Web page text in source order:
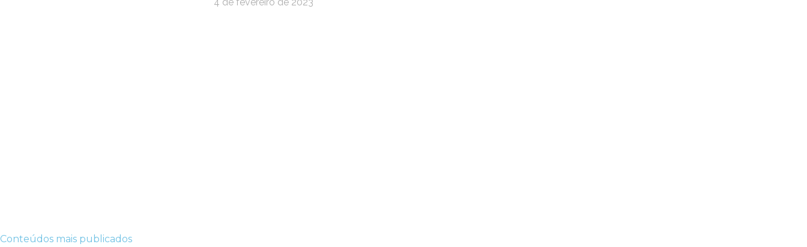
4 de fevereiro de 2023
Conteúdos mais publicados